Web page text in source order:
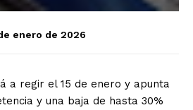
enero de 2026
a regir el 15 de enero y apunta
y una baja de hasta 30%